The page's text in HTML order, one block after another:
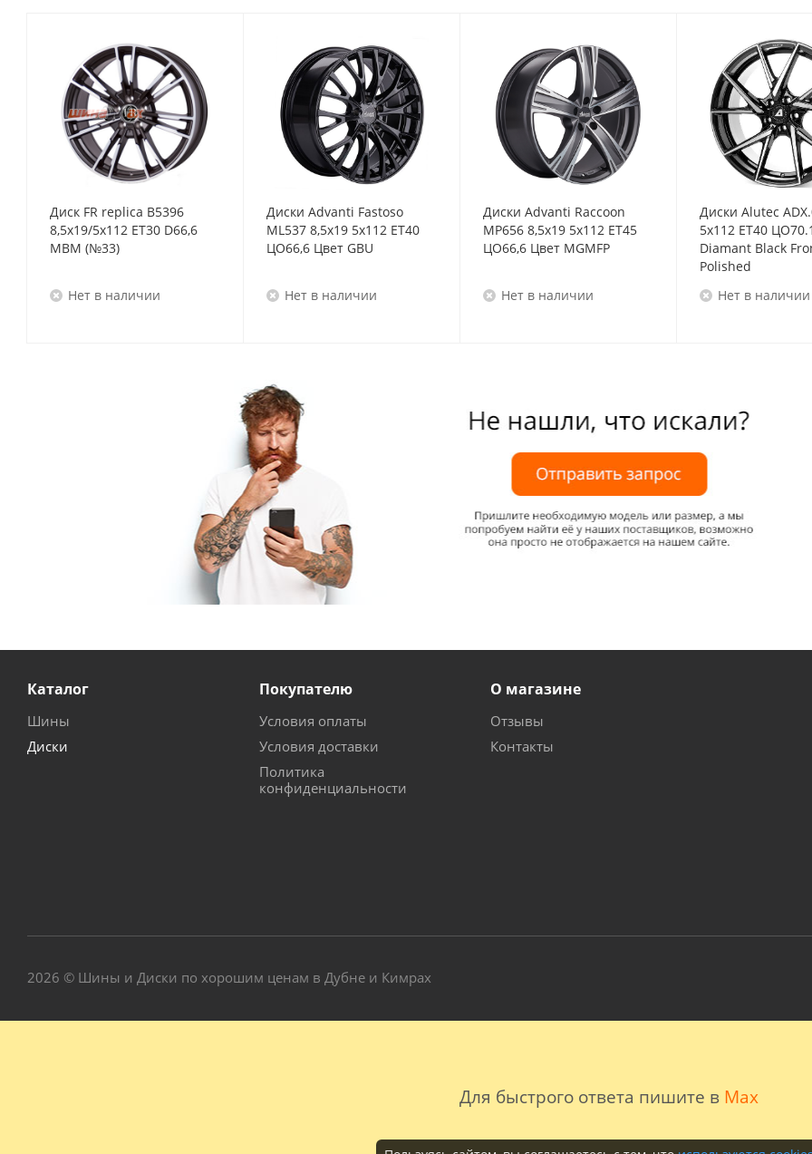
Для быстрого ответа пишите в Max
Диск FR replica B5396
8,5x19/5x112 ET30 D66,6
MBM (№33)
Нет в наличии
Диски Advanti Fastoso
ML537 8,5x19 5x112 ET40
ЦО66,6 Цвет GBU
Нет в наличии
Диски Advanti Raccoon
MP656 8,5x19 5x112 ET45
ЦО66,6 Цвет MGMFP
Нет в наличии
Диски Alutec
5x112 ET40
Diamant Black
Polished
Нет в наличии
Каталог
Шины
Диски
Покупателю
Условия оплаты
Условия доставки
Политика
конфиденциальности
О магазине
Отзывы
Контакты
2026 © Шины и Диски по хорошим ценам в Дубне и Кимрах